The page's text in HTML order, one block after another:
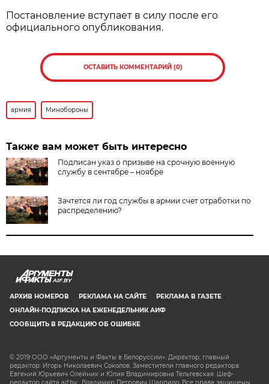
Постановление вступает в силу после его
официального опубликования.
ОСТАВИТЬ КОММЕНТАРИЙ (0)
армия Минобороны
Также вам может быть интересно
Подписан указ о призыве на срочную военную
службу в сентябре – ноябре
Зачтется ли год службы в армии счет отработки по
распределению?
AIF.BY
АРХИВ НОМЕРОВ РЕКЛАМА НА САЙТЕ
РЕКЛАМА В ГАЗЕТЕ
ОНЛАЙН-ПОДПИСКА НА ЕЖЕНЕДЕЛЬНИК АИФ
СООБЩИТЬ В РЕДАКЦИЮ ОБ ОШИБКЕ
© 2019 ООО «Аргументы и Факты в Белоруссии». Директор, главный
редактор: Игорь Николаевич Соколов. Заместители главного редактора:
Евгений Юрьевич Олейник и Юлия Владимировна Тельтевская. Шеф-
редактор сайта aif.by: Владимир Петрович Шарпило. Все права защищены.